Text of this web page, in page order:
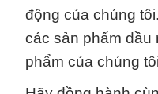
động của chúng
các sản phẩm dầu
phẩm của chúng